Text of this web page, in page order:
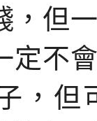
，但
定不
，但